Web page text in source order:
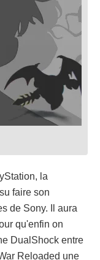
la
faire son
de Sony. Il aura
qu'enfin on
DualShock entre
Reloaded une